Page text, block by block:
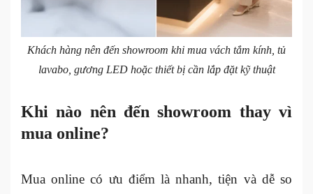
Khách hàng nên đến showroom khi mua vách tắm kính, tủ
lavabo, gương LED hoặc thiết bị cần lắp đặt kỹ thuật
Khi nào nên đến showroom thay vì
mua online?
Mua online có ưu điểm là nhanh, tiện và dễ so